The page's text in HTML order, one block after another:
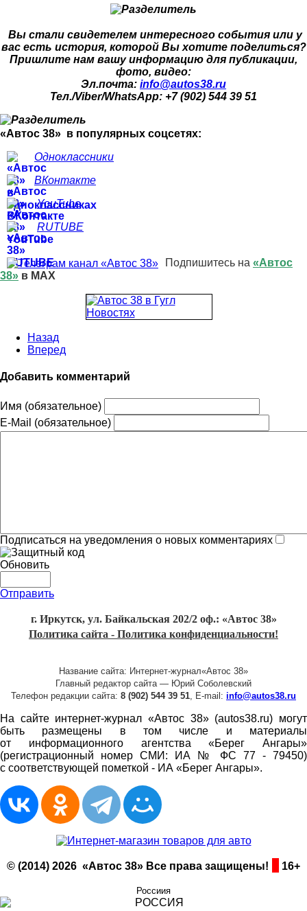
Вы стали свидетелем интересного события или у
вас есть история, которой Вы хотите поделиться?
Пришлите нам вашу информацию для публикации,
фото, видео:
Эл.почта: info@autos38.ru
Тел./Viber/WhatsApp: +7 (902) 544 39 51
«Автос 38» в популярных соцсетях:
Одноклассники
ВКонтакте
YouTube
RUTUBE
Подпишитесь на «Автос
38» в MAX
Назад
Вперед
Добавить комментарий
Имя (обязательное)
E-Mail (обязательное)
Подписаться на уведомления о новых комментариях
Обновить
Отправить
г. Иркутск, ул. Байкальская 202/2 оф.: «Автос 38»
Политика сайта - Политика конфиденциальности!
Название сайта: Интернет-журнал«Автос 38»
Главный редактор сайта — Юрий Соболевский
Телефон редакции сайта: 8 (902) 544 39 51 , E-mail: info@autos38.ru
На сайте интернет-журнал «Автос 38» (autos38.ru) могут
быть размещены в том числе и материалы
от информационного агентства «Берег Ангары»
(регистрационный номер СМИ: ИА № ФС 77 - 79450)
с соответствующей пометкой - ИА «Берег Ангары».
© (2014) 2026 «Автос 38» Все права защищены! 16+
Россиия